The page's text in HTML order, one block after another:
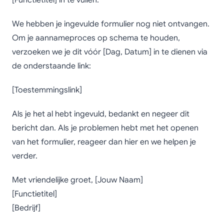
We hebben je ingevulde formulier nog niet ontvangen.
Om je aannameproces op schema te houden,
verzoeken we je dit vóór [Dag, Datum] in te dienen via
de onderstaande link:
[Toestemmingslink]
Als je het al hebt ingevuld, bedankt en negeer dit
bericht dan. Als je problemen hebt met het openen
van het formulier, reageer dan hier en we helpen je
verder.
Met vriendelijke groet, [Jouw Naam]
[Functietitel]
[Bedrijf]